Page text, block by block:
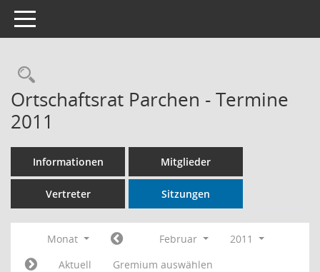
Toggle navigation
Rechercheauswahl
Ortschaftsrat Parchen - Termine
2011
Informationen Mitglieder
Vertreter Sitzungen
Monat Februar
2011
Aktuell
Gremium auswählen